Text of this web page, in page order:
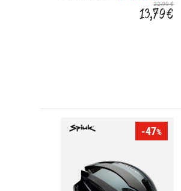
22,99 €
13,79 €
-47%